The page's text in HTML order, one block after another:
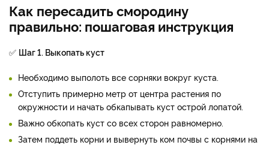
Как пересадить смородину
правильно: пошаговая инструкция
✅ Шаг 1. Выкопать куст
Необходимо выполоть все сорняки вокруг куста.
Отступить примерно метр от центра растения по
окружности и начать обкапывать куст острой лопатой.
Важно обкопать куст со всех сторон равномерно.
Затем поддеть корни и вывернуть ком почвы с корнями на